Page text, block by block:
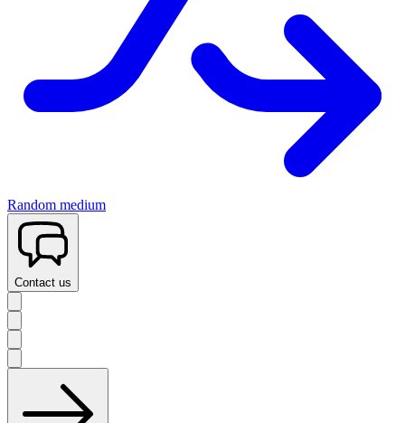
Random medium
Contact us